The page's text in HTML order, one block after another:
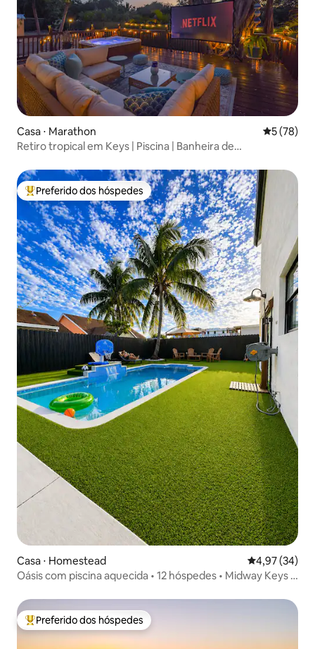
Casa ⋅ Marathon 5 de uma
5 (78)
Retiro tropical em Keys | Piscina | Banheira de
Entre os melhores preferidos dos hóspedes
Preferido dos hóspedes
Casa ⋅ Homestead 4,97 de uma
4,97 (34)
Oásis com piscina aquecida • 12 hóspedes • Midway Keys e
Entre os melhores preferidos dos hóspedes
Preferido dos hóspedes